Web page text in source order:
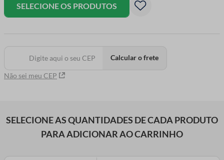
SELECIONE OS PRODUTOS
Não sei meu CEP
Calcular o frete
SELECIONE AS QUANTIDADES DE CADA PRODUTO
PARA ADICIONAR AO CARRINHO